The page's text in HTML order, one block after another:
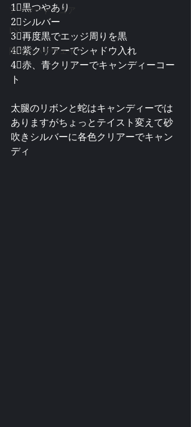
アーマード・コア
FSS
閃光のハサウェイ
1⃣黒つやあり
2⃣シルバー
3⃣再度黒でエッジ周りを黒
4⃣紫クリアーでシャドウ入れ
4⃣赤、青クリアーでキャンディーコー
ト
太腿のリボンと蛇はキャンディーでは
ありますがちょっとテイスト変えて砂
吹きシルバーに各色クリアーでキャン
ディ